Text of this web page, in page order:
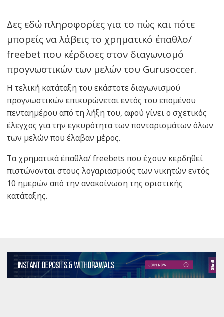
Δες εδώ πληροφορίες για το πώς και πότε
μπορείς να λάβεις το χρηματικό έπαθλο/
freebet που κέρδισες στον διαγωνισμό
προγνωστικών των μελών του Gurusoccer.
Η τελική κατάταξη του εκάστοτε διαγωνισμού
προγνωστικών επικυρώνεται εντός του επομένου
πενταημέρου από τη λήξη του, αφού γίνει ο σχετικός
έλεγχος για την εγκυρότητα των πονταρισμάτων όλων
των μελών που έλαβαν μέρος.
Τα χρηματικά έπαθλα/ freebets που έχουν κερδηθεί
πιστώνονται στους λογαριασμούς των νικητών εντός
10 ημερών από την ανακοίνωση της οριστικής
κατάταξης.